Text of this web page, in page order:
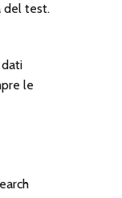
del test.
le